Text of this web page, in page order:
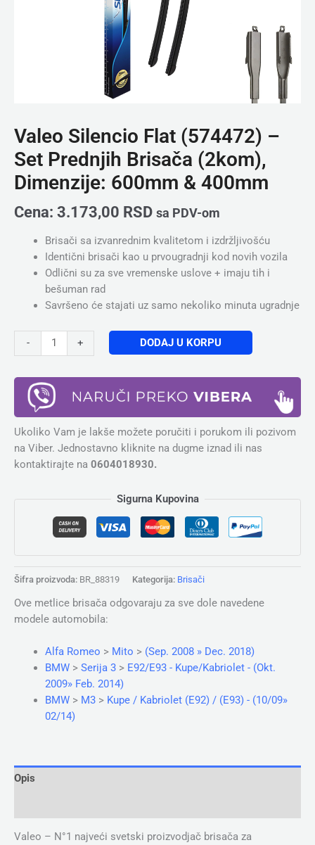
Valeo Silencio Flat (574472) –
Set Prednjih Brisača (2kom),
Dimenzije: 600mm & 400mm
Cena: 3.173,00 RSD sa PDV-om
Brisači sa izvanrednim kvalitetom i izdržljivošću
Identični brisači kao u prvougradnji kod novih vozila
Odlični su za sve vremenske uslove + imaju tih i
bešuman rad
Savršeno će stajati uz samo nekoliko minuta ugradnje
- + DODAJ U KORPU
Ukoliko Vam je lakše možete poručiti i porukom ili pozivom
na Viber. Jednostavno kliknite na dugme iznad ili nas
kontaktirajte na 0604018930.
Sigurna Kupovina
Šifra proizvoda: BR_88319 Kategorija: Brisači
Ove metlice brisača odgovaraju za sve dole navedene
modele automobila:
Alfa Romeo > Mito > (Sep. 2008 » Dec. 2018)
BMW> Serija 3> E92/E93 - Kupe/Kabriolet - (Okt.
2009» Feb. 2014)
BMW> M3> Kupe / Kabriolet (E92) / (E93) - (10/09»
02/14)
Opis
Valeo – N°1 najveći svetski proizvodjač brisača za